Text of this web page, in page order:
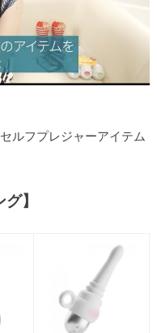
ルフプレジャーアイテム
】